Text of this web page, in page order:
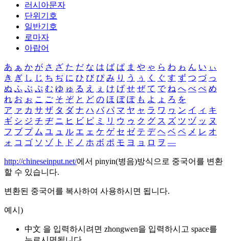
러시아문자
단위기호
일반기호
로마자
아랍어
あ ぁ か が さ ざ た だ な は ば ぱ ま や ゃ ら わ ゎ ん い ぃ
き ぎ し じ ち ぢ に ひ び ぴ み り う ぅ く ぐ す ず つ づ っ
ぬ ふ ぶ ぷ む ゆ ゅ る え ぇ け げ せ ぜ て で ね へ べ ぺ め
れ お ぉ こ ご そ ぞ と ど の ほ ぼ ぽ も よ ょ ろ を
ア ァ カ サ ザ タ ダ ナ ハ バ パ マ ヤ ャ ラ ワ ヮ ン イ ィ キ
ギ シ ジ チ ヂ ニ ヒ ビ ピ ミ リ ウ ゥ ク グ ス ズ ツ ヅ ッ ヌ
フ ブ プ ム ユ ュ ル エ ェ ケ ゲ セ ゼ テ デ ヘ ベ ペ メ レ オ
ォ コ ゴ ソ ゾ ト ド ノ ホ ボ ポ モ ヨ ョ ロ ヲ ―
http://chineseinput.net/에서 pinyin(병음)방식으로 중국어를 변환
할 수 있습니다.
변환된 중국어를 복사하여 사용하시면 됩니다.
예시)
中文 을 입력하시려면 zhongwen을 입력하시고 space를